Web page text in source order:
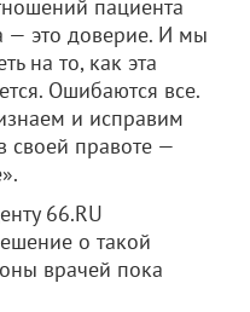
пациента
— это доверие. И мы
на то, как эта
Ошибаются все.
и исправим
своей правоте —
66.RU
о такой
врачей пока